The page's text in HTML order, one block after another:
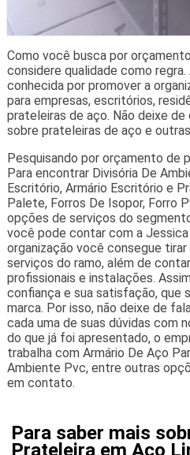
Como você busca por
considere qualidade como
conhecida por promover a
para empresas, escritórios,
prateleiras de aço. Não deixe
sobre prateleiras de aço e
Pesquisando por orçamento de
Para encontrar Divisória De
Escritório, Armário Escritório e
Palete, Forros De Isopor, Forro
opções de serviços do
você pode contar com a Jessica
organização você consegue
serviços do ramo, além de
profissionais e instalações.
confiança e sua satisfação, que
marca. Por isso, não deixe de
cada uma de suas dúvidas com
do que já foi apresentado, o
trabalha com Armário De Aço
Ambiente Pvc, entre outras
em contato.
Para saber mais
Prateleira em Aço